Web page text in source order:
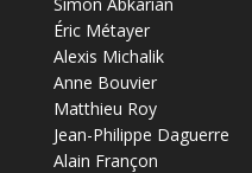
Éric Métayer
Alexis Michalik
Anne Bouvier
Matthieu Roy
Jean-Philippe Daguerre
Alain Françon